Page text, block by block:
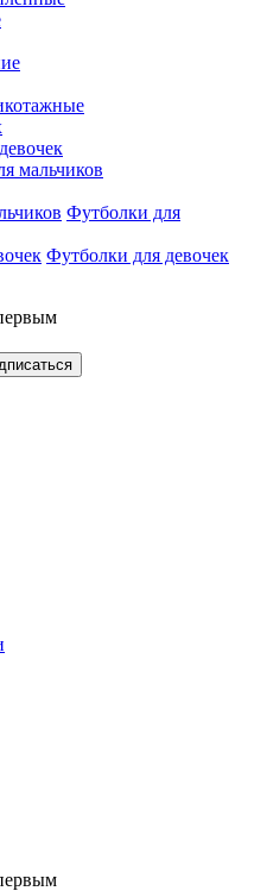
мальчиков
Футболки для
Футболки для девочек